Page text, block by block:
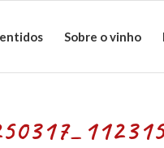
Sobre o vinho